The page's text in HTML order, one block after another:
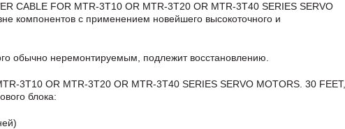
CABLE FOR MTR-3T10 OR MTR-3T20 OR MTR-3T40 SERIES SERVO
компонентов с применением новейшего высокоточного и
обычно неремонтируемым, подлежит восстановлению.
3T10 OR MTR-3T20 OR MTR-3T40 SERIES SERVO MOTORS. 30 FEET,
блока: